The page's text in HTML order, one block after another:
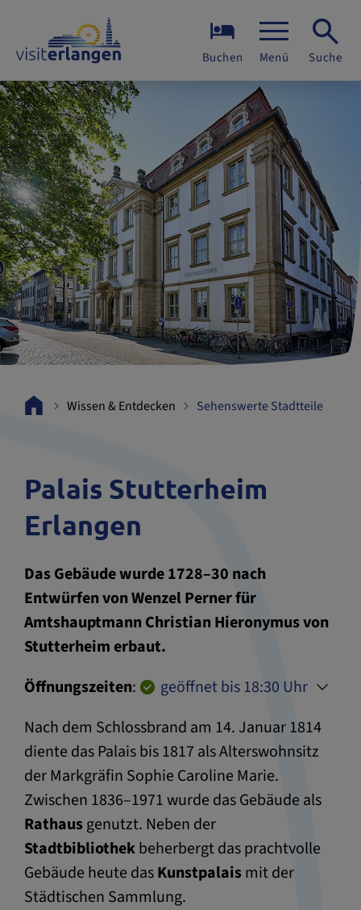
Buchen Menü Suche
Sehenswerte Stadtteile
Wissen & Entdecken
Palais Stutterheim
Erlangen
Das Gebäude wurde 1728–30 nach
Entwürfen von Wenzel Perner für
Amtshauptmann Christian Hieronymus von
Stutterheim erbaut.
Öffnungszeiten:
geöffnet bis 18:30 Uhr
Nach dem Schlossbrand am 14. Januar 1814
diente das Palais bis 1817 als Alterswohnsitz
der Markgräfin Sophie Caroline Marie.
Zwischen 1836–1971 wurde das Gebäude als
Rathausgenutzt. Neben der
Stadtbibliothekbeherbergt das prachtvolle
Gebäude heute dasKunstpalaismit der
Städtischen Sammlung.